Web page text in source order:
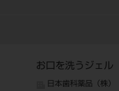
お口を洗うジェ
日本歯科薬品（株）